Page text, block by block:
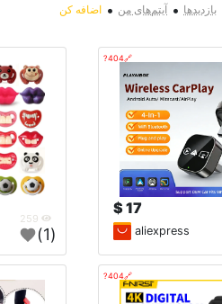
بازدیدها • آیتم‌های من • اضافه کن
🔗404?
17 $
aliexpress
(1)
🔗404?